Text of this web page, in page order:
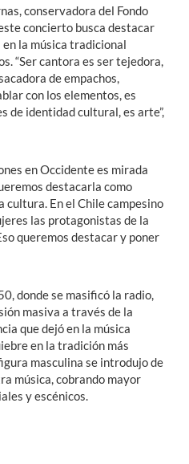
conservadora del Fondo
concierto busca destacar
la música tradicional
“Ser cantora es ser tejedora,
de empachos,
con los elementos, es
de identidad cultural, es arte”,
en Occidente es mirada
destacarla como
cultura. En el Chile campesino
las protagonistas de la
queremos destacar y poner
donde se masificó la radio,
masiva a través de la
que dejó en la música
en la tradición más
masculina se introdujo de
música, cobrando mayor
y escénicos.